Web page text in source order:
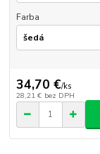
Farba
34,70 €/ks
28,21 € bez DPH